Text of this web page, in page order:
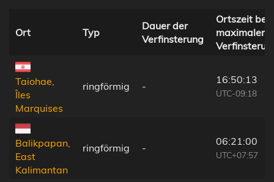
Ort Typ
Dauer der
Verfinsterung
Ortszeit bei
maximaler
Taiohae,
Îles
Marquises
ringförmig -
16:50:13
UTC-09:18
Balikpapan,
East
Kalimantan
ringförmig -
06:21:00
UTC+07:57